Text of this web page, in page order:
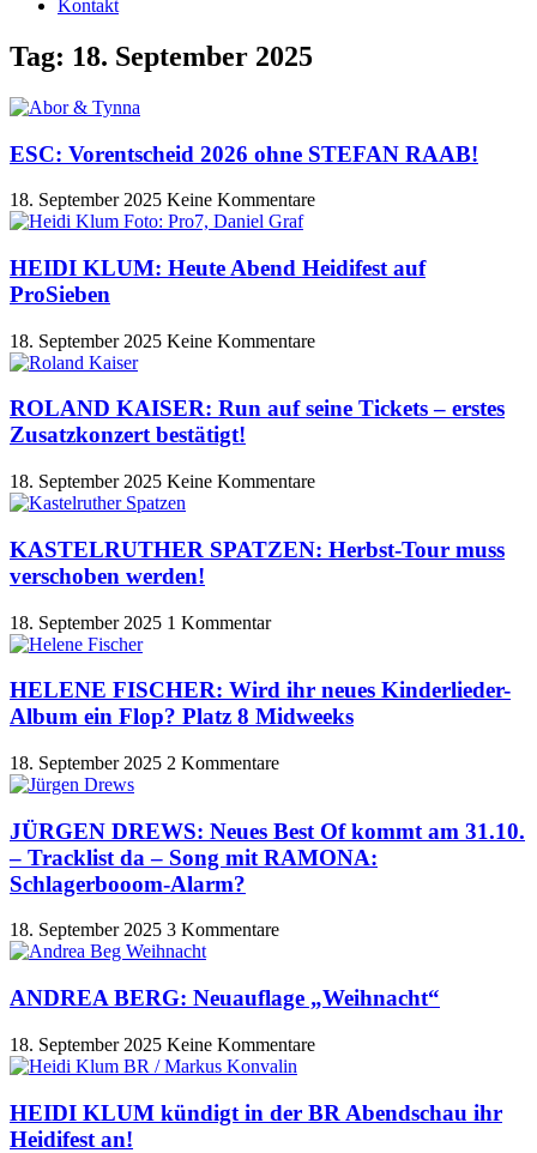
Kontakt
Tag: 18. September 2025
ESC: Vorentscheid 2026 ohne STEFAN RAAB!
18. September 2025 Keine Kommentare
HEIDI KLUM: Heute Abend Heidifest auf
ProSieben
18. September 2025 Keine Kommentare
ROLAND KAISER: Run auf seine Tickets – erstes
Zusatzkonzert bestätigt!
18. September 2025 Keine Kommentare
KASTELRUTHER SPATZEN: Herbst-Tour muss
verschoben werden!
18. September 2025 1 Kommentar
HELENE FISCHER: Wird ihr neues Kinderlieder-
Album ein Flop? Platz 8 Midweeks
18. September 2025 2 Kommentare
JÜRGEN DREWS: Neues Best Of kommt am 31.10.
– Tracklist da – Song mit RAMONA:
Schlagerbooom-Alarm?
18. September 2025 3 Kommentare
ANDREA BERG: Neuauflage „Weihnacht“
18. September 2025 Keine Kommentare
HEIDI KLUM kündigt in der BR Abendschau ihr
Heidifest an!